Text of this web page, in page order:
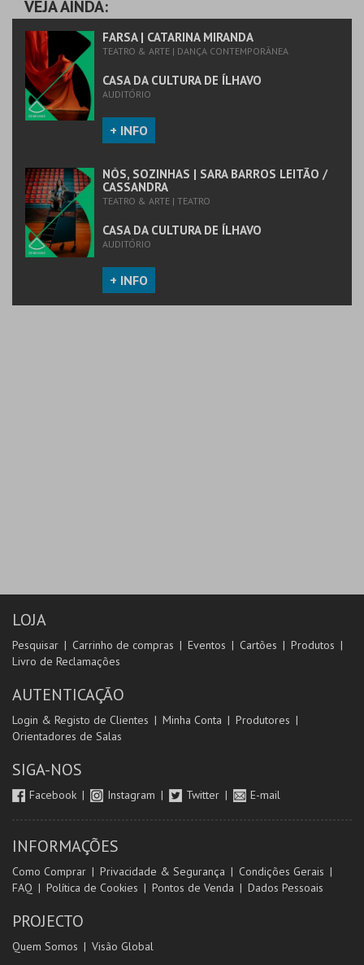
MAIS INFO
COMPRAR
MAIS INFO
COMPRAR
VEJA AINDA:
FARSA | CATARINA MIRANDA
TEATRO & ARTE | DANÇA CONTEMPORÂNEA
CASA DA CULTURA DE ÍLHAVO
AUDITÓRIO
+ INFO
NÓS, SOZINHAS | SARA BARROS LEITÃO /
CASSANDRA
TEATRO & ARTE | TEATRO
CASA DA CULTURA DE ÍLHAVO
AUDITÓRIO
+ INFO
LOJA
Pesquisar Carrinho de compras Eventos Cartões
Produtos
Livro de Reclamações
AUTENTICAÇÃO
Login & Registo de Clientes Minha Conta
Produtores
Orientadores de Salas
SIGA-NOS
Facebook Instagram Twitter E-mail
INFORMAÇÕES
Como Comprar Privacidade & Segurança
Condições Gerais
FAQ
Política de Cookies Pontos de Venda Dados Pessoais
PROJECTO
Quem Somos Visão Global